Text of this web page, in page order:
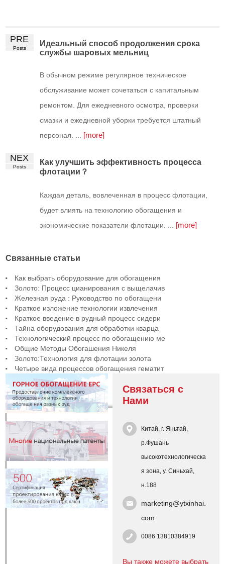
PRE
Posts
Идеальный способ продолжения срока
службы шаровых мельниц
В обычном режиме регулярное техническое
обслуживание может сочетаться с капитальным
ремонтом. Для ежедневного осмотра, проверки
смазки и ежедневной уборки требуется штатный
персонал. ...
[more]
NEX
Posts
Как улучшить эффективность процесса
флотации？
Каждая деталь, вовлеченная в процесс флотации,
будет влиять на технологию обогащения и
экономические показатели флотации. ...
[more]
Связанные статьи
Как выбрать оборудование для обогащения
Золото: Процесс цианирования с выщелачив
Железная руда : Руководство по обогащени
Краткое изложение технологии извлечения
Краткое введение в рудный процесс сидери
Тайна оборудования для обработки кварца
Технологический процесс по обогащению ме
Общие Методы Обогашения Никеля
Золото:Технология для флотации золота
Четыре вида процессов обогащения гематит
Связаться с
Нами
Китай, г. Яньтай,
р.Фушань
высокотехнологическа
я зона, у. Синьхай,
н.188
marketing@ytxinhai.
com
0086 13810384919
Вы также можете выбрать